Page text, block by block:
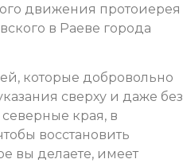
движения протоиерея
в Раеве города
которые добровольно
сверху и даже без
края, в
восстановить
вы делаете, имеет